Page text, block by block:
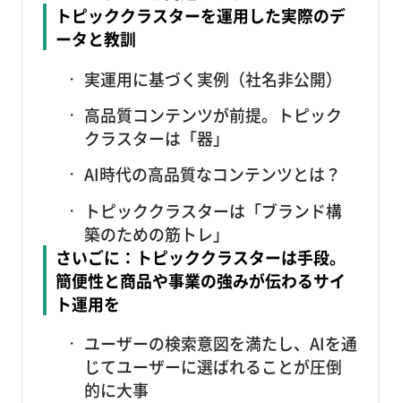
トピッククラスターを運用した実際のデ
ータと教訓
実運用に基づく実例（社名非公開）
高品質コンテンツが前提。トピック
クラスターは「器」
AI時代の高品質なコンテンツとは？
トピッククラスターは「ブランド構
築のための筋トレ」
さいごに：トピッククラスターは手段。
簡便性と商品や事業の強みが伝わるサイ
ト運用を
ユーザーの検索意図を満たし、AIを通
じてユーザーに選ばれることが圧倒
的に大事